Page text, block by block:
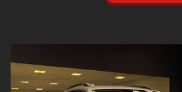
Manutenzione ordinaria e
per garantirti massima sicurezza.
Servizio carrozzeria e assistenza
360°.